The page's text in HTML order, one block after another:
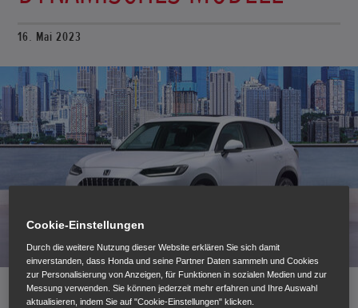
16. Mai 2023
Cookie-Einstellungen
Durch die weitere Nutzung dieser Website erklären Sie sich damit
einverstanden, dass Honda und seine Partner Daten sammeln und Cookies
zur Personalisierung von Anzeigen, für Funktionen in sozialen Medien und zur
Messung verwenden. Sie können jederzeit mehr erfahren und Ihre Auswahl
aktualisieren, indem Sie auf "Cookie-Einstellungen" klicken.